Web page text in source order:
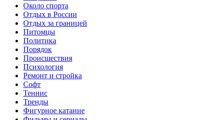
Около спорта
Отдых в России
Отдых за границей
Питомцы
Политика
Порядок
Происшествия
Психология
Ремонт и стройка
Софт
Теннис
Тренды
Фигурное катание